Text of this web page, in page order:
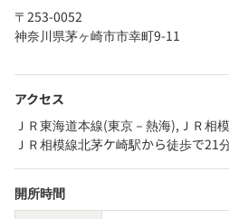
〒253-0052
神奈川県茅ヶ崎市市幸町9-11
アクセス
ＪＲ東海道本線(東京－熱海),ＪＲ相
ＪＲ相模線北茅ケ崎駅から徒歩で21
開所時間